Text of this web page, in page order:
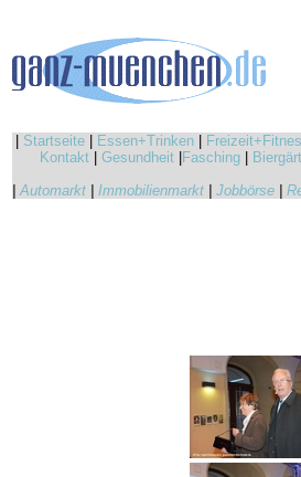
Startseite Essen+Trinken
Kontakt
Gesundheit Fasching
|Automarkt Immobilienmarkt Jobbörse